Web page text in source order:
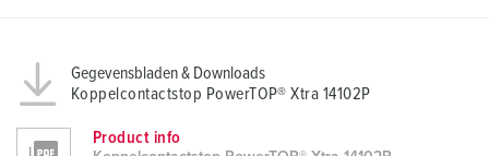
Gegevensbladen & Downloads
Koppelcontactstop PowerTOP® Xtra 14102P
Product info